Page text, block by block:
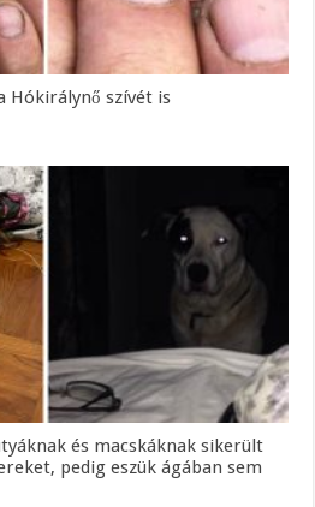
Hókirálynő szívét is
és macskáknak sikerült
pedig eszük ágában sem